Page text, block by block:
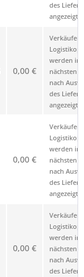
des
angezeigt.
0,00 €
Verkäufer
werden im
nächsten
nach
des
angezeigt.
0,00 €
Verkäufer
werden im
nächsten
nach
des
angezeigt.
0,00 €
Verkäufer
werden im
nächsten
nach
des